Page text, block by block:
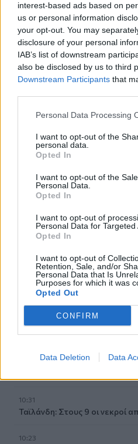
interest-based ads based on
us or personal information
your opt-out. You may
disclosure of your personal
IAB’s list of downstream
also be disclosed by us to third
Downstream Participants that
Personal Data Processing
I want to opt-out of the
personal data.
Opted In
I want to opt-out of the
Personal Data.
Opted In
I want to opt-out of
Personal Data for Targeted
Opted In
I want to opt-out of
Retention, Sale, and/or
Personal Data that Is
Purposes for which it was
Opted Out
CONFIRM
Data Deletion Data
Ανήλικοι
Γίνε ο ρεπόρτερ
Ροή ειδήσεων
10:31
Ταϊλάνδη: Στους 9 οι νεκροί
10:23